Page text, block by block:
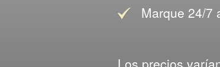
Marque 24/7
Los precios